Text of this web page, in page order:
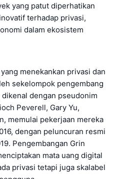
yang patut diperhatikan
terhadap privasi,
dalam ekosistem
menekankan privasi dan
sekelompok pengembang
dengan pseudonim
Peverell, Gary Yu,
memulai pekerjaan mereka
dengan peluncuran resmi
Pengembangan Grin
mata uang digital
privasi tetapi juga skalabel